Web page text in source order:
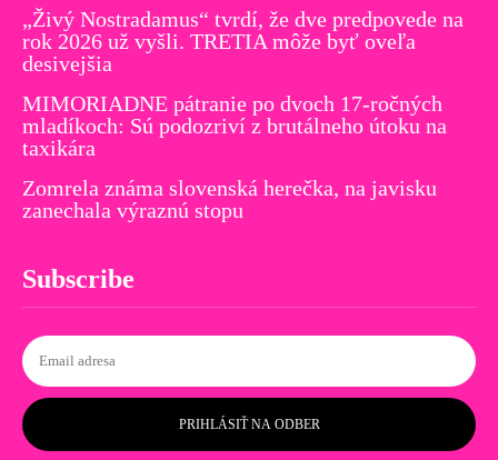
„Živý Nostradamus“ tvrdí, že dve predpovede na
rok 2026 už vyšli. TRETIA môže byť oveľa
desivejšia
MIMORIADNE pátranie po dvoch 17-ročných
mladíkoch: Sú podozriví z brutálneho útoku na
taxikára
Zomrela známa slovenská herečka, na javisku
zanechala výraznú stopu
Subscribe
PRIHLÁSIŤ NA ODBER